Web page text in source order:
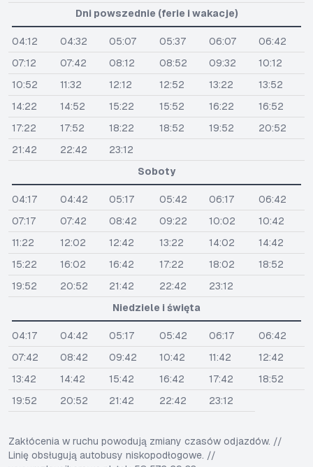
Dni powszednie (ferie i wakacje)
04:12 04:32 05:07 05:37 06:07
06:42
07:12
07:42 08:12 08:52 09:32
10:12
10:52
11:32 12:12 12:52 13:22
13:52
14:22
14:52 15:22 15:52 16:22
16:52
17:22
17:52 18:22 18:52 19:52
20:52
21:42
22:42
23:12
Soboty
04:17 04:42 05:17 05:42 06:17
06:42
07:17
07:42 08:42 09:22 10:02
10:42
11:22
12:02 12:42 13:22 14:02
14:42
15:22
16:02 16:42 17:22 18:02
18:52
19:52
20:52 21:42 22:42
23:12
Niedziele i święta
04:17 04:42 05:17 05:42 06:17
06:42
07:42
08:42 09:42 10:42 11:42
12:42
13:42
14:42 15:42 16:42 17:42
18:52
19:52
20:52 21:42 22:42 23:12
Zakłócenia w ruchu powodują zmiany czasów odjazdów. //
Linię obsługują autobusy niskopodłogowe. //